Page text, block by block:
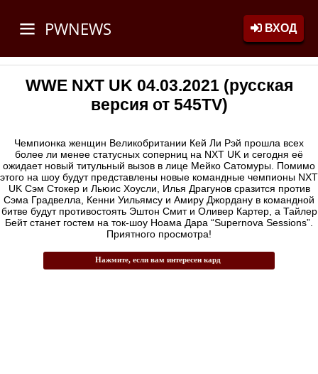
PWNEWS ВХОД
WWE NXT UK 04.03.2021 (русская
версия от 545TV)
Чемпионка женщин Великобритании Кей Ли Рэй прошла всех
более ли менее статусных соперниц на NXT UK и сегодня её
ожидает новый титульный вызов в лице Мейко Сатомуры. Помимо
этого на шоу будут представлены новые командные чемпионы NXT
UK Сэм Стокер и Льюис Хоусли, Илья Драгунов сразится против
Сэма Градвелла, Кенни Уильямсу и Амиру Джордану в командной
битве будут противостоять Эштон Смит и Оливер Картер, а Тайлер
Бейт станет гостем на ток-шоу Ноама Дара “Supernova Sessions”.
Приятного просмотра!
Нажмите, если вам интересен кард